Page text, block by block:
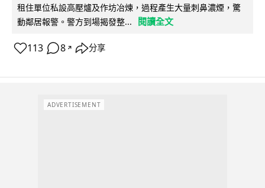
租住單位私設高壓爐及作坊冶煉，過程產生大量刺鼻濃煙，驚
動鄰居報警。警方到場揭發整...
閱讀全文
113 8 ↗ 分享
ADVERTISEMENT